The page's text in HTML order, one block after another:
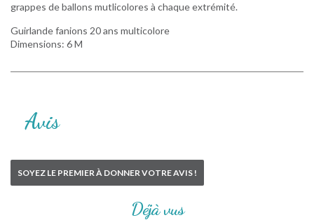
grappes de ballons mutlicolores à chaque extrémité.
Guirlande fanions 20 ans multicolore
Dimensions: 6 M
Avis
SOYEZ LE PREMIER À DONNER VOTRE AVIS !
Déjà vus